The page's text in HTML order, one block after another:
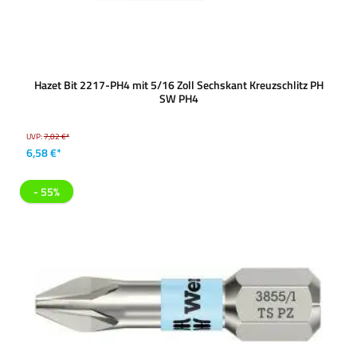
Hazet Bit 2217-PH4 mit 5/16 Zoll Sechskant Kreuzschlitz PH
SW PH4
UVP:7,02 €*
6,58 €*
- 55%